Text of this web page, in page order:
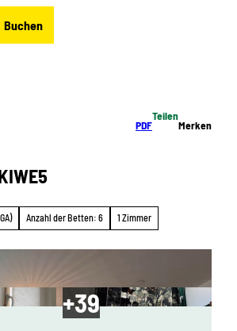
Buchen
PDF
Teilen
Merken
Anzahl der Betten: 6 1 Zimmer